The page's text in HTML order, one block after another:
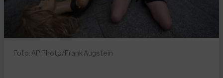
Foto: AP Photo/Frank Augstein